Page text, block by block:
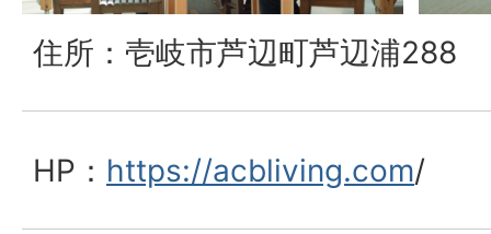
住所：壱岐市芦辺町芦辺浦288
HP： https://acbliving.com/